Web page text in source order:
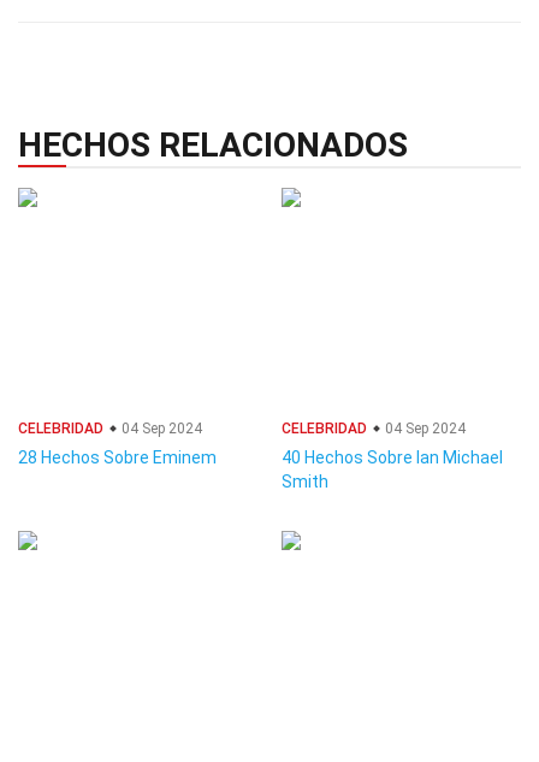
HECHOS RELACIONADOS
CELEBRIDAD 04 Sep 2024
28 Hechos Sobre Eminem
CELEBRIDAD 04 Sep 2024
40 Hechos Sobre Ian Michael
Smith